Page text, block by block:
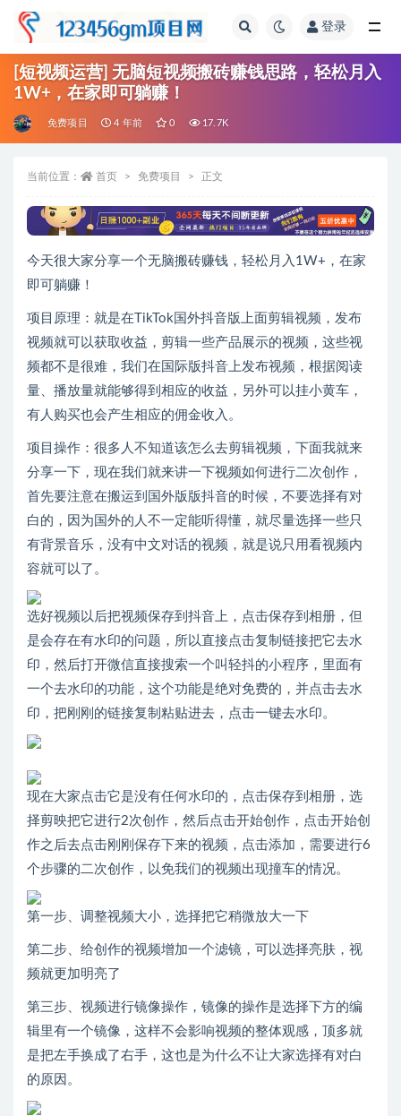
登录
[短视频运营] 无脑短视频搬砖赚钱思路，轻松月入
1W+，在家即可躺赚！
免费项目 4 年前 0 17.7K
当前位置： 首页 免费项目 正文
今天很大家分享一个无脑搬砖赚钱，轻松月入1W+，在家
即可躺赚！
项目原理：就是在TikTok国外抖音版上面剪辑视频，发布
视频就可以获取收益，剪辑一些产品展示的视频，这些视
频都不是很难，我们在国际版抖音上发布视频，根据阅读
量、播放量就能够得到相应的收益，另外可以挂小黄车，
有人购买也会产生相应的佣金收入。
项目操作：很多人不知道该怎么去剪辑视频，下面我就来
分享一下，现在我们就来讲一下视频如何进行二次创作，
首先要注意在搬运到国外版版抖音的时候，不要选择有对
白的，因为国外的人不一定能听得懂，就尽量选择一些只
有背景音乐，没有中文对话的视频，就是说只用看视频内
容就可以了。
选好视频以后把视频保存到抖音上，点击保存到相册，但
是会存在有水印的问题，所以直接点击复制链接把它去水
印，然后打开微信直接搜索一个叫轻抖的小程序，里面有
一个去水印的功能，这个功能是绝对免费的，并点击去水
印，把刚刚的链接复制粘贴进去，点击一键去水印。
现在大家点击它是没有任何水印的，点击保存到相册，选
择剪映把它进行2次创作，然后点击开始创作，点击开始创
作之后去点击刚刚保存下来的视频，点击添加，需要进行6
个步骤的二次创作，以免我们的视频出现撞车的情况。
第一步、调整视频大小，选择把它稍微放大一下
第二步、给创作的视频增加一个滤镜，可以选择亮肤，视
频就更加明亮了
第三步、视频进行镜像操作，镜像的操作是选择下方的编
辑里有一个镜像，这样不会影响视频的整体观感，顶多就
是把左手换成了右手，这也是为什么不让大家选择有对白
的原因。